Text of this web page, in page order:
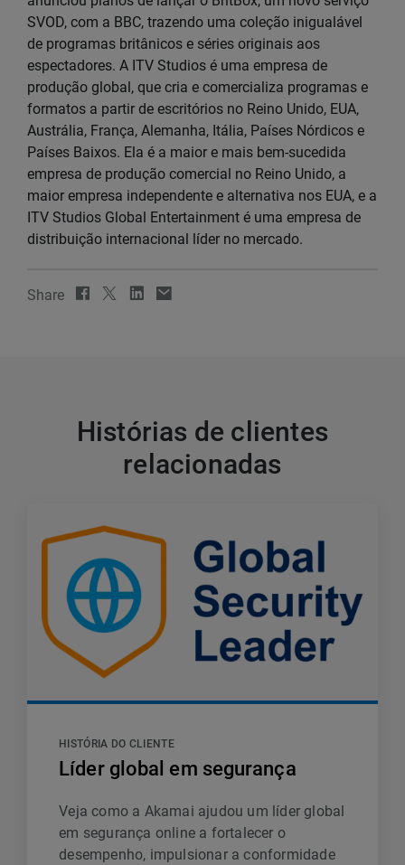
SVOD, com a BBC, trazendo uma coleção inigualável
de programas britânicos e séries originais aos
espectadores. A ITV Studios é uma empresa de
produção global, que cria e comercializa programas e
formatos a partir de escritórios no Reino Unido, EUA,
Austrália, França, Alemanha, Itália, Países Nórdicos e
Países Baixos. Ela é a maior e mais bem-sucedida
empresa de produção comercial no Reino Unido, a
maior empresa independente e alternativa nos EUA, e a
ITV Studios Global Entertainment é uma empresa de
distribuição internacional líder no mercado.
Share
Histórias de clientes
relacionadas
HISTÓRIA DO CLIENTE
Líder global em segurança
Veja como a Akamai ajudou um líder global
em segurança online a fortalecer o
desempenho, impulsionar a conformidade